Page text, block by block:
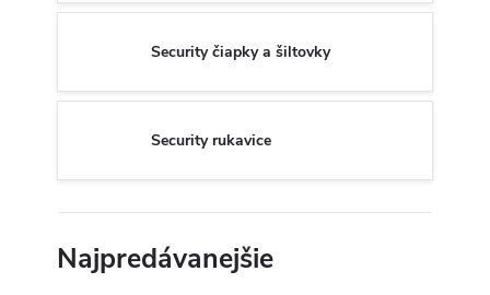
Security čiapky a šiltovky
Security rukavice
Najpredávanejšie